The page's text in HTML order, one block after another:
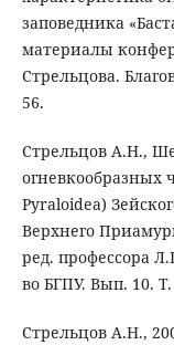
заповедника
материалы
Стрельцова.
56.
Стрельцов А.Н.,
Pyraloidea)
Верхнего
ред. профессора
во БГПУ. Вып. 10. Т.
Стрельцов А.Н.,